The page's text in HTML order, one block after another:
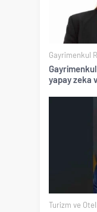
Gayrimenkul
yapay zeka
Turizm ve